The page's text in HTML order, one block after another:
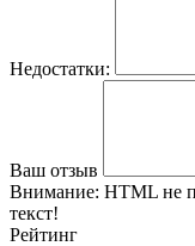
Недостатки:
Ваш отзыв
Внимание: HTML не
текст!
Рейтинг